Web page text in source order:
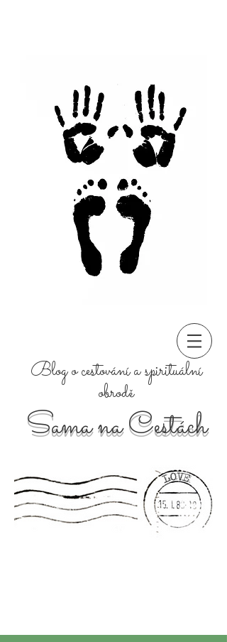
Sama na Cestách
Blog o cestování a spirituální
obrodě